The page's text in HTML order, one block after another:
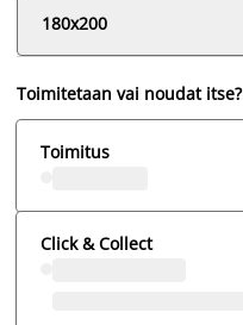
180x200
Toimitetaan vai noudat itse?
Toimitus
Click & Collect